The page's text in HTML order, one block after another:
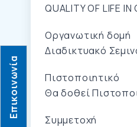
Επικοινωνία
QUALITY OF LIFE
Οργανωτική δομή
Διαδικτυακό
Πιστοποιητικό
Θα δοθεί
Συμμετοχή